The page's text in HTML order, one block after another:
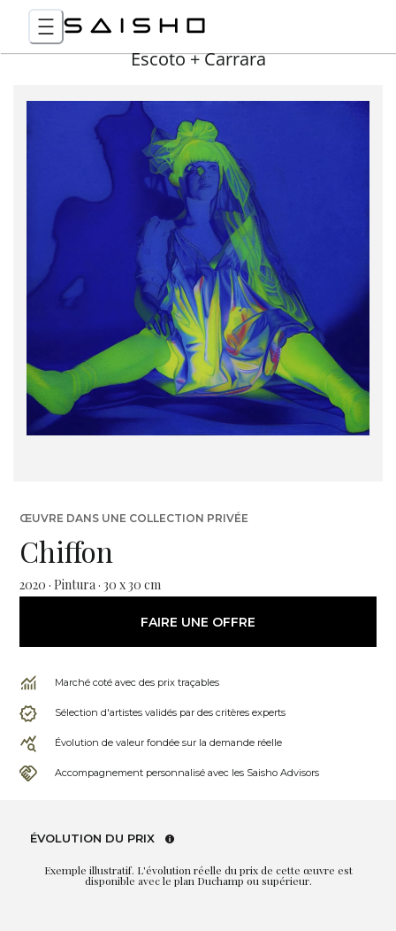
Escoto + Carrara
ŒUVRE DANS UNE COLLECTION PRIVÉE
Chiffon
2020 · Pintura · 30 x 30 cm
FAIRE UNE OFFRE
Marché coté avec des prix traçables
Sélection d'artistes validés par des critères experts
Évolution de valeur fondée sur la demande réelle
Accompagnement personnalisé avec les Saisho Advisors
ÉVOLUTION DU PRIX
Exemple illustratif. L'évolution réelle du prix de cette œuvre est
disponible avec le plan Duchamp ou supérieur.